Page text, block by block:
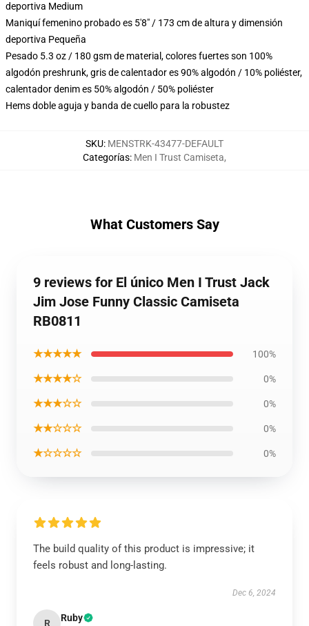
deportiva Medium
Maniquí femenino probado es 5'8" / 173 cm de altura y dimensión
deportiva Pequeña
Pesado 5.3 oz / 180 gsm de material, colores fuertes son 100%
algodón preshrunk, gris de calentador es 90% algodón / 10% poliéster,
calentador denim es 50% algodón / 50% poliéster
Hems doble aguja y banda de cuello para la robustez
SKU: MENSTRK-43477-DEFAULT
Categorías: Men I Trust Camiseta,
What Customers Say
9 reviews for El único Men I Trust Jack
Jim Jose Funny Classic Camiseta
RB0811
★★★★★ 100%
★★★★☆ 0%
★★★☆☆ 0%
★★☆☆☆ 0%
★☆☆☆☆ 0%
The build quality of this product is impressive; it
feels robust and long-lasting.
Dec 6, 2024
R Ruby